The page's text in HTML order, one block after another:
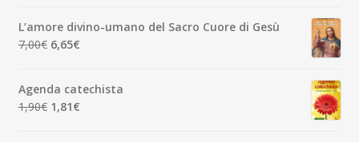
originale
era:
attuale
è:
L’amore divino-umano del Sacro Cuore di Gesù
7,00€ Il
era:
7,00€.
6,65€Il
è:
6,65€.
Agenda catechista
1,90€ Il
1,81€Il